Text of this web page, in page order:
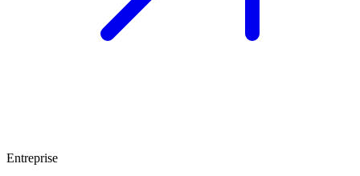
Entreprise